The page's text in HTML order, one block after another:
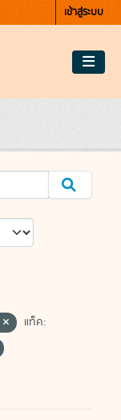
เข้าสู่ระบบ
แท็ค: